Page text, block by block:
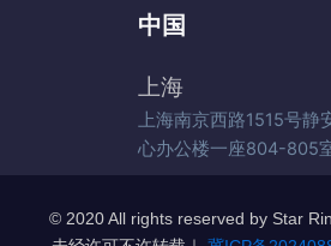
中国
上海
上海南京西路1515号静
心办公楼一座804-805
© 2020 All rights reserved by Star